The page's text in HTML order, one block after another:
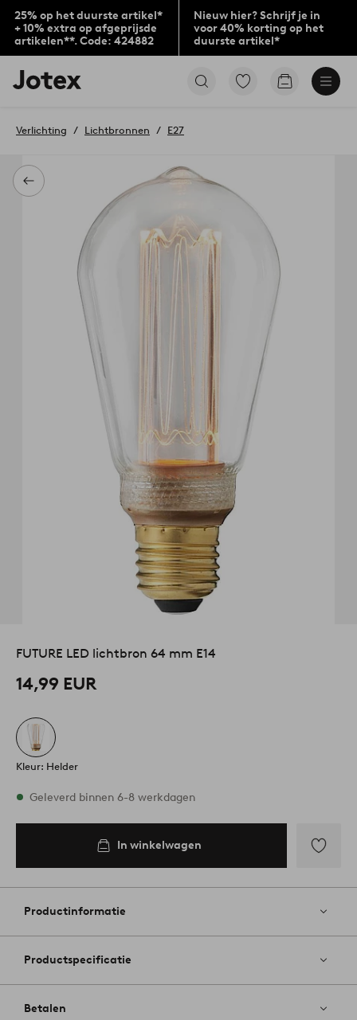
25% op het duurste artikel*
+ 10% extra op afgeprijsde
artikelen**. Code: 424882
Nieuw hier? Schrijf je in
voor 40% korting op het
duurste artikel*
Jotex
logo
to
home
page
Ga
Go
Terug
Verlichting Lichtbronnen E27
FUTURE LED lichtbron 64 mm E14
14,99 EUR
Kleur: Helder
Op voorraad
Geleverd binnen 6-8 werkdagen
In winkelwagen
aan
Productinformatie
Productspecificatie
Betalen